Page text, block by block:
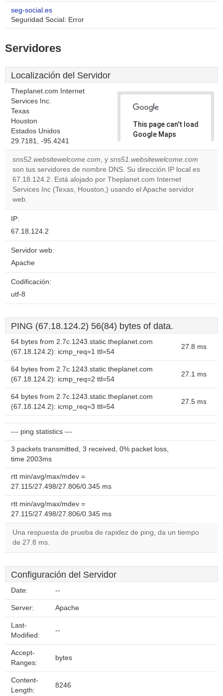
seg-social.es
Seguridad Social: Error
Servidores
Localización del Servidor
Theplanet.com Internet
Services Inc.
Texas
Houston
Estados Unidos
29.7181, -95.4241
This page can't load
Google Maps
Do you
website?
OK
sns52.websitewelcome.com, y sns51.websitewelcome.com
son tus servidores de nombre DNS. Su dirección IP local es
67.18.124.2. Está alojado por Theplanet.com Internet
Services Inc (Texas, Houston,) usando el Apache servidor
web.
IP:
67.18.124.2
Servidor web:
Apache
Codificación:
utf-8
PING (67.18.124.2) 56(84) bytes of data.
64 bytes from 2.7c.1243.static.theplanet.com
(67.18.124.2): icmp_req=1 ttl=54
27.8 ms
64 bytes from 2.7c.1243.static.theplanet.com
(67.18.124.2): icmp_req=2 ttl=54
27.1 ms
64 bytes from 2.7c.1243.static.theplanet.com
(67.18.124.2): icmp_req=3 ttl=54
27.5 ms
--- ping statistics ---
3 packets transmitted, 3 received, 0% packet loss,
time 2003ms
rtt min/avg/max/mdev =
27.115/27.498/27.806/0.345 ms
rtt min/avg/max/mdev =
27.115/27.498/27.806/0.345 ms
Una respuesta de prueba de rapidez de ping, da un tiempo
de 27.8 ms.
Configuración del Servidor
Date: --
Server: Apache
Last-
Modified:
--
Accept-
Ranges:
bytes
Content-
Length:
8246